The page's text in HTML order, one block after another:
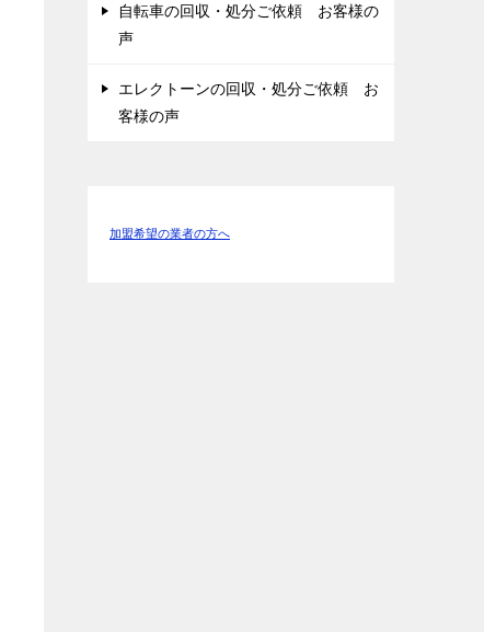
自転車の回収・処分ご依頼 お客様の
声
エレクトーンの回収・処分ご依頼 お
客様の声
加盟希望の業者の方へ